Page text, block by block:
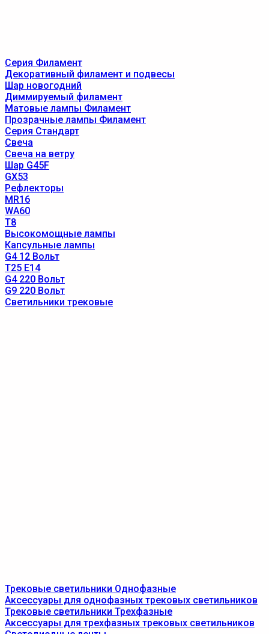
Серия Филамент
Декоративный филамент и подвесы
Шар новогодний
Диммируемый филамент
Матовые лампы Филамент
Прозрачные лампы Филамент
Серия Стандарт
Свеча
Свеча на ветру
Шар G45F
GX53
Рефлекторы
MR16
WA60
T8
Высокомощные лампы
Капсульные лампы
G4 12 Вольт
T25 E14
G4 220 Вольт
G9 220 Вольт
Светильники трековые
Трековые светильники Однофазные
Аксессуары для однофазных трековых светильников
Трековые светильники Трехфазные
Аксессуары для трехфазных трековых светильников